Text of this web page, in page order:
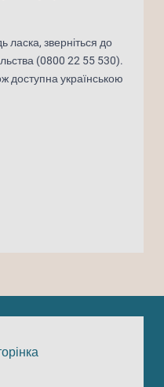
ласка, зверніться до
(0800 22 55 530).
доступна українською